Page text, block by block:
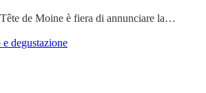
de Moine è fiera di annunciare la…